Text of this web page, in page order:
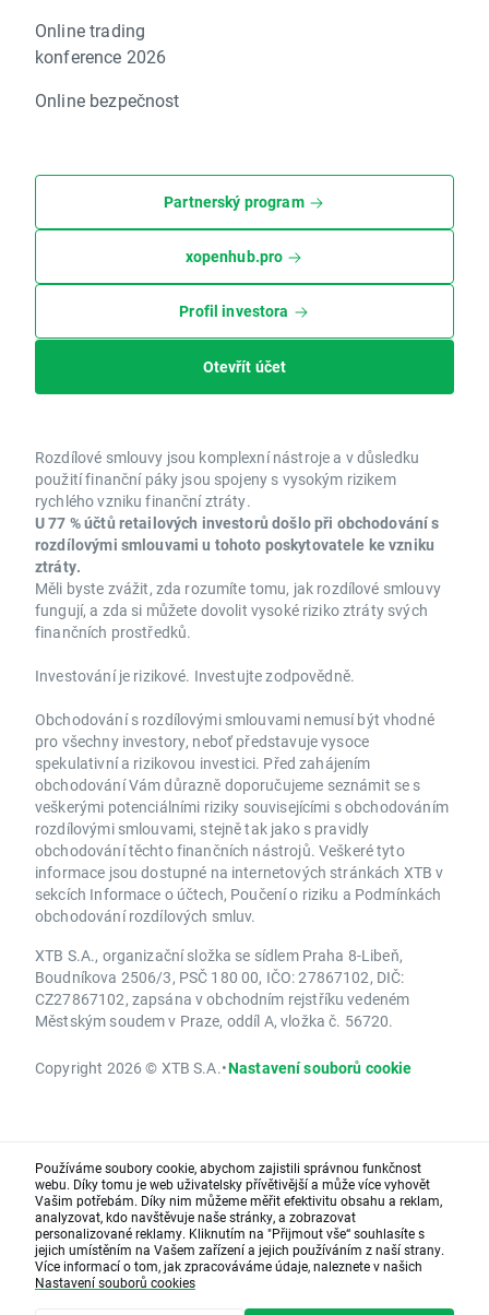
Online trading
konference 2026
Online bezpečnost
Partnerský program
xopenhub.pro
Profil investora
Otevřít účet
Rozdílové smlouvy jsou komplexní nástroje a v důsledku
použití finanční páky jsou spojeny s vysokým rizikem
rychlého vzniku finanční ztráty.
U 77 % účtů retailových investorů došlo při obchodování s
rozdílovými smlouvami u tohoto poskytovatele ke vzniku
ztráty.
Měli byste zvážit, zda rozumíte tomu, jak rozdílové smlouvy
fungují, a zda si můžete dovolit vysoké riziko ztráty svých
finančních prostředků.
Investování je rizikové. Investujte zodpovědně.
Obchodování s rozdílovými smlouvami nemusí být vhodné
pro všechny investory, neboť představuje vysoce
spekulativní a rizikovou investici. Před zahájením
obchodování Vám důrazně doporučujeme seznámit se s
veškerými potenciálními riziky souvisejícími s obchodováním
rozdílovými smlouvami, stejně tak jako s pravidly
obchodování těchto finančních nástrojů. Veškeré tyto
informace jsou dostupné na internetových stránkách XTB v
sekcích Informace o účtech, Poučení o riziku a Podmínkách
obchodování rozdílových smluv.
XTB S.A., organizační složka se sídlem Praha 8-Libeň,
Boudníkova 2506/3, PSČ 180 00, IČO: 27867102, DIČ:
CZ27867102, zapsána v obchodním rejstříku vedeném
Městským soudem v Praze, oddíl A, vložka č. 56720.
Copyright 2026 © XTB S.A.•Nastavení souborů cookie
Používáme soubory cookie, abychom zajistili správnou funkčnost
webu. Díky tomu je web uživatelsky přívětivější a může více vyhovět
Vašim potřebám. Díky nim můžeme měřit efektivitu obsahu a reklam,
analyzovat, kdo navštěvuje naše stránky, a zobrazovat
personalizované reklamy. Kliknutím na "Přijmout vše“ souhlasíte s
jejich umístěním na Vašem zařízení a jejich používáním z naší strany.
Více informací o tom, jak zpracováváme údaje, naleznete v našich
Nastavení souborů cookies